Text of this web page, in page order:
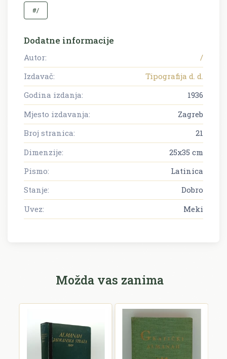
#/
Dodatne informacije
Autor:
/
Izdavač:
Tipografija d. d.
Godina izdanja:
1936
Mjesto izdavanja:
Zagreb
Broj stranica:
21
Dimenzije:
25x35 cm
Pismo:
Latinica
Stanje:
Dobro
Uvez:
Meki
Možda vas zanima